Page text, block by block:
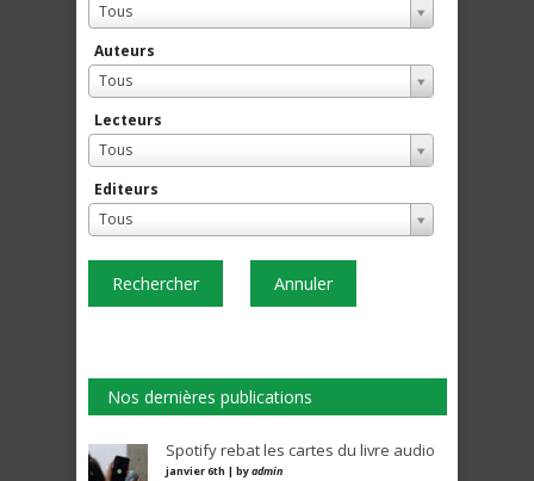
Tous
Auteurs
Tous
Lecteurs
Tous
Editeurs
Tous
Rechercher Annuler
Nos dernières publications
Spotify rebat les cartes du livre audio
janvier 6th | byadmin